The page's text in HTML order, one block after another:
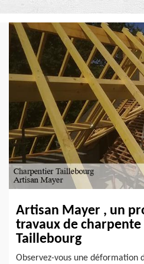
Artisan Mayer , un
travaux de charpente
Taillebourg
Observez-vous une déformation